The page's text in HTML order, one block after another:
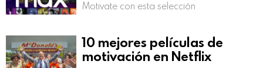
Motivate con esta selección
10 mejores películas de
motivación en Netflix